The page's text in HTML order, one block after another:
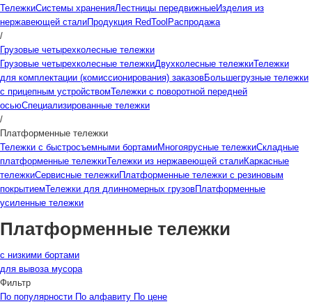
ТележкиСистемы храненияЛестницы передвижныеИзделия из
нержавеющей сталиПродукция RedTool Распродажа
/
Грузовые четырехколесные тележки
Грузовые четырехколесные тележкиДвухколесные тележкиТележки
для комплектации (комиссионирования) заказовБольшегрузные тележки
с прицепным устройствомТележки с поворотной передней
осьюСпециализированные тележки
/
Платформенные тележки
Тележки с быстросъемными бортамиМногоярусные тележкиСкладные
платформенные тележкиТележки из нержавеющей сталиКаркасные
тележкиСервисные тележкиПлатформенные тележки с резиновым
покрытиемТележки для длинномерных грузовПлатформенные
усиленные тележки
Платформенные тележки
с низкими бортами
для вывоза мусора
Фильтр
По популярности По алфавиту По цене